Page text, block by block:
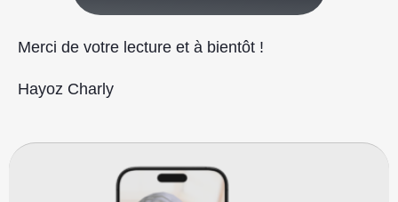
Merci de votre lecture et à bientôt !
Hayoz Charly